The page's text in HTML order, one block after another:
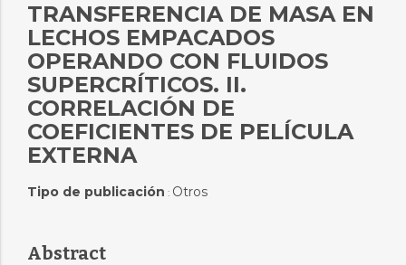
TRANSFERENCIA DE MASA EN
LECHOS EMPACADOS
OPERANDO CON FLUIDOS
SUPERCRÍTICOS. II.
CORRELACIÓN DE
COEFICIENTES DE PELÍCULA
EXTERNA
Tipo de publicación : Otros
Abstract